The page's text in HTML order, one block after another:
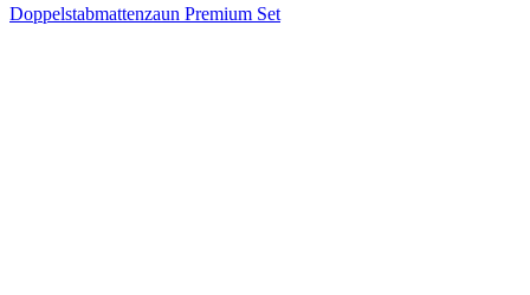
Doppelstabmattenzaun Premium Set